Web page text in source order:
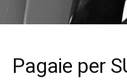
Pagaie per